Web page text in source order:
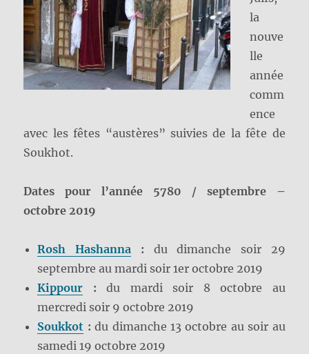
la
nouve
lle
année
comm
ence
avec les fêtes “austères” suivies de la fête de
Soukhot.
Dates pour l’année 5780 / septembre –
octobre 2019
Rosh Hashanna : du dimanche soir 29
septembre au mardi soir 1er octobre 2019
Kippour :du mardi soir 8 octobre au
mercredi soir 9 octobre 2019
Soukkot :du dimanche 13 octobre au soir au
samedi 19 octobre 2019